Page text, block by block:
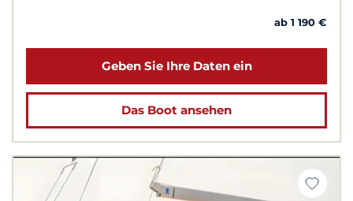
ab 1 190 €
Geben Sie Ihre Daten ein
Das Boot ansehen